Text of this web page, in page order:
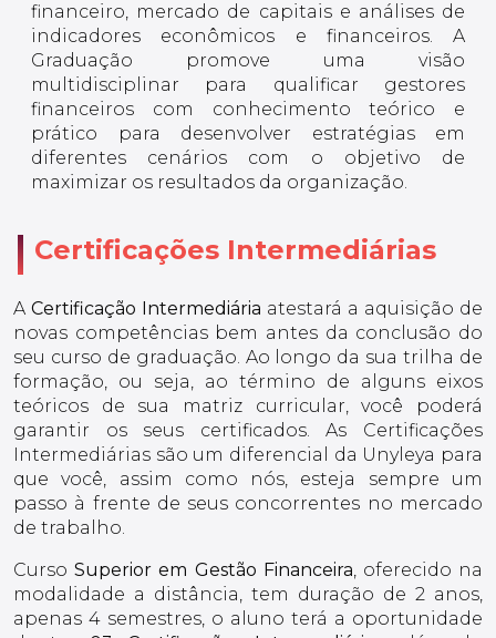
financeiro, mercado de capitais e análises de
indicadores econômicos e financeiros. A
Graduação promove uma visão
multidisciplinar para qualificar gestores
financeiros com conhecimento teórico e
prático para desenvolver estratégias em
diferentes cenários com o objetivo de
maximizar os resultados da organização.
Certificações Intermediárias
A Certificação Intermediária atestará a aquisição de
novas competências bem antes da conclusão do
seu curso de graduação. Ao longo da sua trilha de
formação, ou seja, ao término de alguns eixos
teóricos de sua matriz curricular, você poderá
garantir os seus certificados. As Certificações
Intermediárias são um diferencial da Unyleya para
que você, assim como nós, esteja sempre um
passo à frente de seus concorrentes no mercado
de trabalho.
CursoSuperior em Gestão Financeira, oferecido na
modalidade a distância, tem duração de 2 anos,
apenas 4 semestres, o aluno terá a oportunidade